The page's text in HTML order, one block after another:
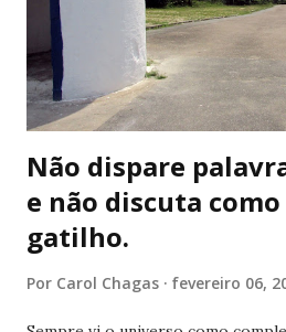
Repetidas vezes. Por vezes, os
mesmas pessoas. Á procura de
meu, cavei minha própria cova.
Não dispare
e não discuta
gatilho.
Por Carol Chagas fevereiro 06,